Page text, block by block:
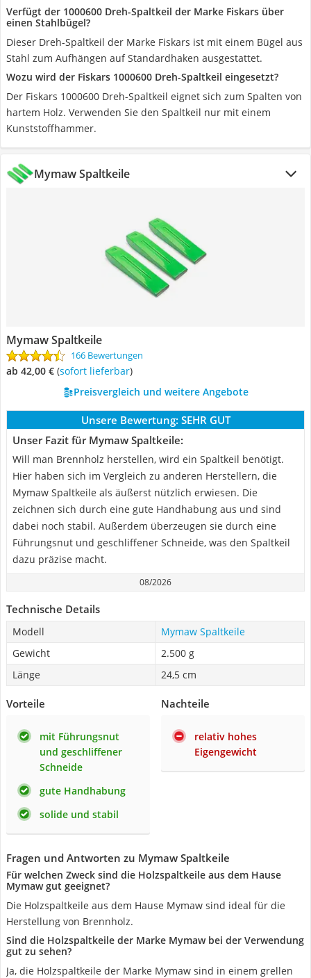
Verfügt der 1000600 Dreh-Spaltkeil der Marke Fiskars über
einen Stahlbügel?
Dieser Dreh-Spaltkeil der Marke Fiskars ist mit einem Bügel aus
Stahl zum Aufhängen auf Standardhaken ausgestattet.
Wozu wird der Fiskars 1000600 Dreh-Spaltkeil eingesetzt?
Der Fiskars 1000600 Dreh-Spaltkeil eignet sich zum Spalten von
hartem Holz. Verwenden Sie den Spaltkeil nur mit einem
Kunststoffhammer.
Mymaw Spaltkeile
Mymaw Spaltkeile
166 Bewertungen
ab 42,00 € ( Sofort lieferbar)
Preisvergleich und weitere Angebote
Unsere Bewertung: SEHR GUT
Unser Fazit für Mymaw Spaltkeile:
Will man Brennholz herstellen, wird ein Spaltkeil benötigt.
Hier haben sich im Vergleich zu anderen Herstellern, die
Mymaw Spaltkeile als äußerst nützlich erwiesen. Die
zeichnen sich durch eine gute Handhabung aus und sind
dabei noch stabil. Außerdem überzeugen sie durch eine
Führungsnut und geschliffener Schneide, was den Spaltkeil
dazu präzise macht.
08/2026
Technische Details
Modell
Mymaw Spaltkeile
Gewicht
2.500 g
Länge
24,5 cm
Vorteile
mit Führungsnut
und geschliffener
Schneide
gute Handhabung
solide und stabil
Nachteile
relativ hohes
Eigengewicht
Fragen und Antworten zu Mymaw Spaltkeile
Für welchen Zweck sind die Holzspaltkeile aus dem Hause
Mymaw gut geeignet?
Die Holzspaltkeile aus dem Hause Mymaw sind ideal für die
Herstellung von Brennholz.
Sind die Holzspaltkeile der Marke Mymaw bei der Verwendung
gut zu sehen?
Ja, die Holzspaltkeile der Marke Mymaw sind in einem grellen